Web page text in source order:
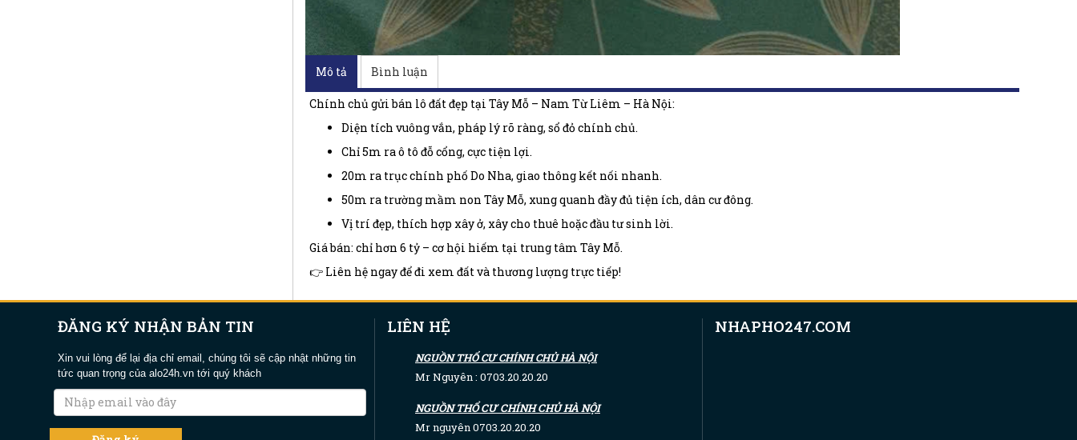
Mô tả Bình luận
Chính chủ gửi bán lô đất đẹp tại Tây Mỗ – Nam Từ Liêm – Hà Nội:
Diện tích vuông vắn, pháp lý rõ ràng, sổ đỏ chính chủ.
Chỉ 5m ra ô tô đỗ cổng, cực tiện lợi.
20m ra trục chính phố Do Nha, giao thông kết nối nhanh.
50m ra trường mầm non Tây Mỗ, xung quanh đầy đủ tiện ích, dân cư đông.
Vị trí đẹp, thích hợp xây ở, xây cho thuê hoặc đầu tư sinh lời.
Giá bán: chỉ hơn 6 tỷ – cơ hội hiếm tại trung tâm Tây Mỗ.
👉 Liên hệ ngay để đi xem đất và thương lượng trực tiếp!
ĐĂNG KÝ NHẬN BẢN TIN
Xin vui lòng để lại địa chỉ email, chúng tôi sẽ cập nhật những tin
tức quan trọng của alo24h.vn tới quý khách
LIÊN HỆ
NGUỒN THỔ CƯ CHÍNH CHỦ HÀ NỘI
Mr Nguyên : 0703.20.20.20
NGUỒN THỔ CƯ CHÍNH CHỦ HÀ NỘI
Mr nguyên 0703.20.20.20
NHAPHO247.COM